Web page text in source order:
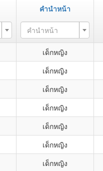
คำนำหน้า
คำนำหน้า
เด็กหญิง
เด็กหญิง
เด็กหญิง
เด็กหญิง
เด็กหญิง
เด็กหญิง
เด็กหญิง